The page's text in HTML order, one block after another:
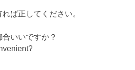
ば正してください。
いいですか？